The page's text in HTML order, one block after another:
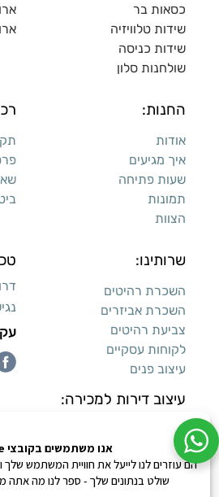
כסאות בר
שידות טלוויזיה
שידות כניסה
שולחנות סלון
החנות:
אודות
איך מגיעים
שעות פתיחה
תמונות
הצוות
שרותינו:
השכרת רהיטים
השכרת אביזרים
צביעת רהיטים
לקוחות עסקיים
עיצוב פנים
עיצוב דירות למכירה:
קנייה